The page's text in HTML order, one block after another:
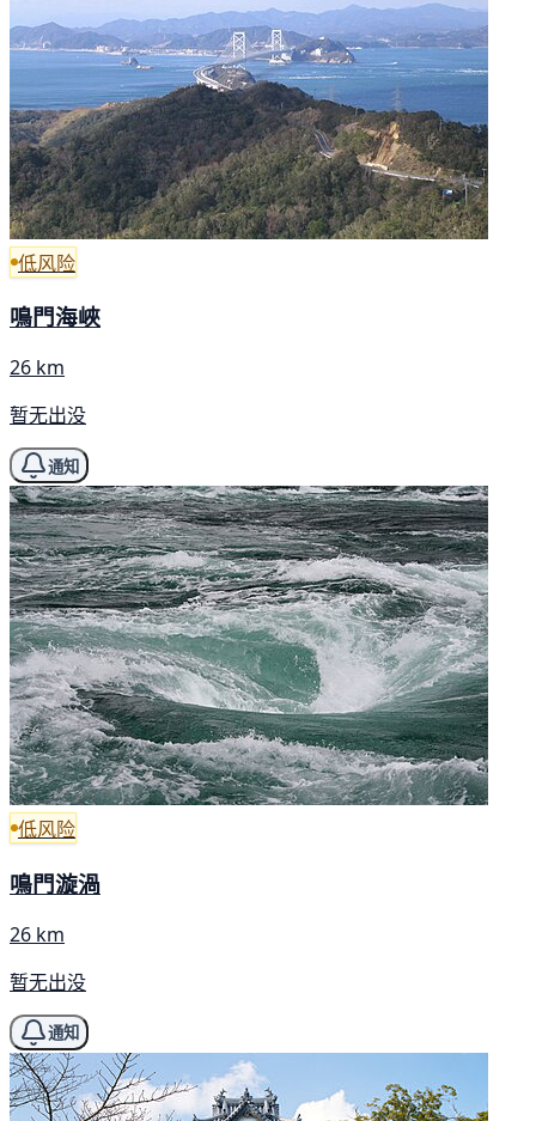
低风险
鳴門海峽
26 km
暂无出没
通知
低风险
鳴門漩渦
26 km
暂无出没
通知